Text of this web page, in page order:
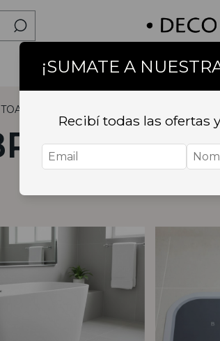
Decoracion Textil Bazar
Y
¡SUMATE A
Recibí todas las ofertas